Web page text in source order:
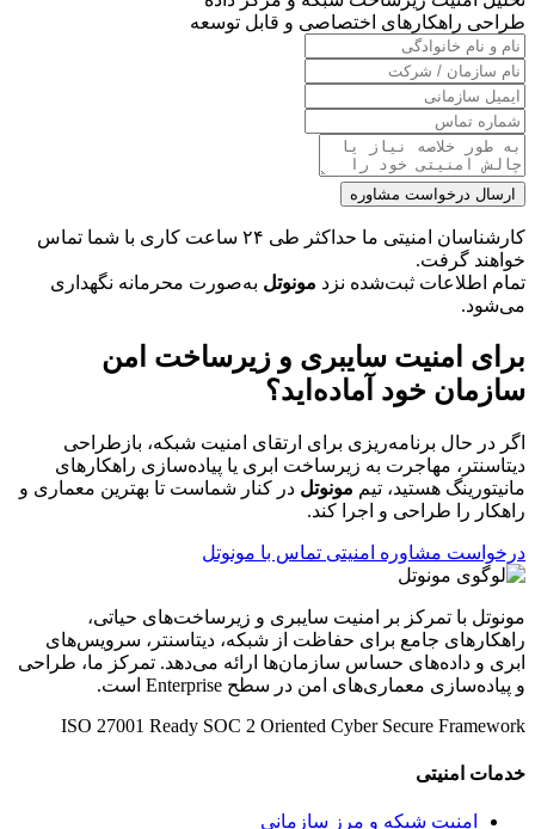
طراحی راهکارهای اختصاصی و قابل توسعه
ارسال درخواست مشاوره
کارشناسان امنیتی ما حداکثر طی ۲۴ ساعت کاری با شما تماس
خواهند گرفت.
تمام اطلاعات ثبت‌شده نزد مونوتل به‌صورت محرمانه نگهداری
می‌شود.
برای امنیت سایبری و زیرساخت امن
سازمان خود آماده‌اید؟
اگر در حال برنامه‌ریزی برای ارتقای امنیت شبکه، بازطراحی
دیتاسنتر، مهاجرت به زیرساخت ابری یا پیاده‌سازی راهکارهای
مانیتورینگ هستید، تیم مونوتل در کنار شماست تا بهترین معماری و
راهکار را طراحی و اجرا کند.
درخواست مشاوره امنیتی تماس با مونوتل
مونوتل با تمرکز بر امنیت سایبری و زیرساخت‌های حیاتی،
راهکارهای جامع برای حفاظت از شبکه، دیتاسنتر، سرویس‌های
ابری و داده‌های حساس سازمان‌ها ارائه می‌دهد. تمرکز ما، طراحی
و پیاده‌سازی معماری‌های امن در سطح Enterprise است.
ISO 27001 Ready SOC 2 Oriented Cyber Secure Framework
خدمات امنیتی
امنیت شبکه و مرز سازمانی